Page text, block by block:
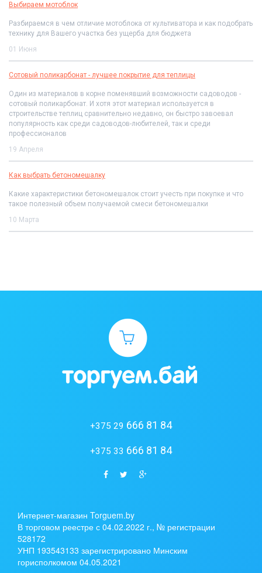
Выбираем мотоблок
Разбираемся в чем отличие мотоблока от культиватора и как подобрать
технику для Вашего участка без ущерба для бюджета
01 Июня
Сотовый поликарбонат - лучшее покрытие для теплицы
Один из материалов в корне поменявший возможности садоводов -
сотовый поликарбонат. И хотя этот материал используется в
строительстве теплиц сравнительно недавно, он быстро завоевал
популярность как среди садоводов-любителей, так и среди
профессионалов
19 Апреля
Как выбрать бетономешалку
Какие характеристики бетономешалок стоит учесть при покупке и что
такое полезный объем получаемой смеси бетономешалки
10 Марта
+375 29 666 81 84
+375 33 666 81 84
Интернет-магазин Torguem.by
В торговом реестре с 04.02.2022 г., № регистрации
528172
УНП 193543133 зарегистрировано Минским
горисполкомом 04.05.2021